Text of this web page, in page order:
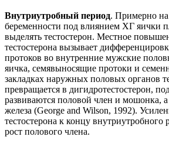
Внутриутробный период. Примерно
беременности под влиянием ХГ яички
выделять тестостерон. Местное
тестостерона вызывает
протоков во внутренние мужские
яичка, семявыносящие протоки и
закладках наружных половых органов
превращается в дигидротестостерон,
развиваются половой член и мошонка, а
железа (George and Wilson, 1992).
тестостерона к концу внутриутробного
рост полового члена.